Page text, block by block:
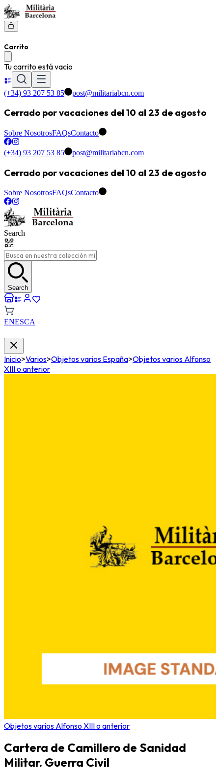
Carrito
Tu carrito está vacio
(+34) 93 207 53 85 post@militariabcn.com
Cerrado por vacaciones del 10 al 23 de agosto
Sobre NosotrosFAQsContacto
(+34) 93 207 53 85 post@militariabcn.com
Cerrado por vacaciones del 10 al 23 de agosto
Sobre NosotrosFAQsContacto
Search
Search
ENESCA
Inicio>Varios>Objetos varios España>Objetos varios Alfonso
XIII o anterior
Objetos varios Alfonso XIII o anterior
Cartera de Camillero de Sanidad
Militar. Guerra Civil